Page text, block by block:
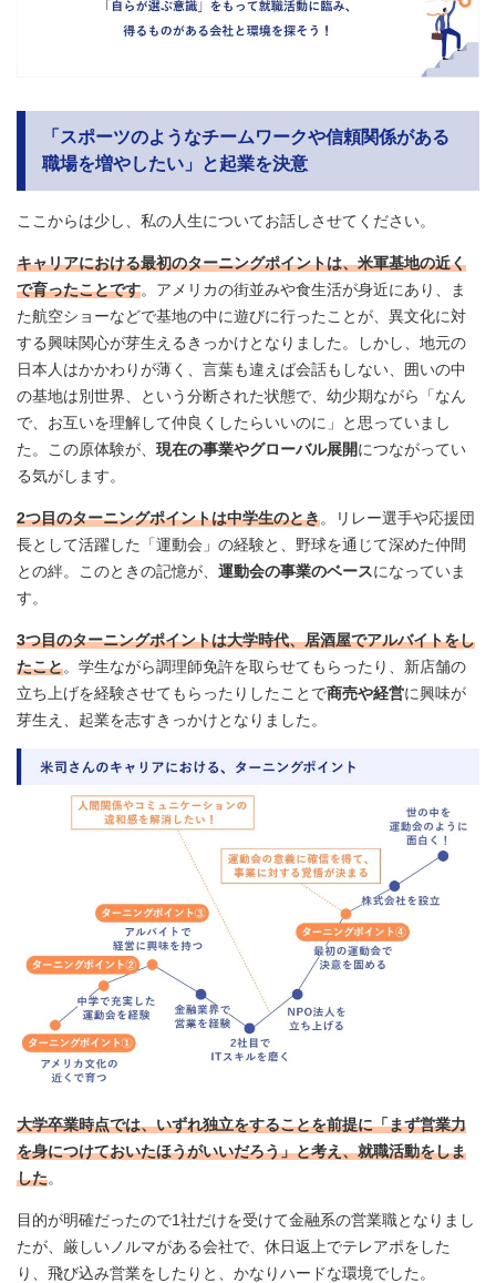
「スポーツのようなチームワークや信頼関係がある
職場を増やしたい」と起業を決意
ここからは少し、私の人生についてお話しさせてください。
キャリアにおける最初のターニングポイントは、米軍基地の近く
で育ったことです。アメリカの街並みや食生活が身近にあり、ま
た航空ショーなどで基地の中に遊びに行ったことが、異文化に対
する興味関心が芽生えるきっかけとなりました。しかし、地元の
日本人はかかわりが薄く、言葉も違えば会話もしない、囲いの中
の基地は別世界、という分断された状態で、幼少期ながら「なん
で、お互いを理解して仲良くしたらいいのに」と思っていまし
た。この原体験が、 現在の事業やグローバル展開につながってい
る気がします。
2つ目のターニングポイントは中学生のとき。リレー選手や応援団
長として活躍した「運動会」の経験と、野球を通じて深めた仲間
との絆。このときの記憶が、 運動会の事業のベースになっていま
す。
3つ目のターニングポイントは大学時代、居酒屋でアルバイトをし
たこと。学生ながら調理師免許を取らせてもらったり、新店舗の
立ち上げを経験させてもらったりしたことで商売や経営に興味が
芽生え、起業を志すきっかけとなりました。
大学卒業時点では、いずれ独立をすることを前提に「まず営業力
を身につけておいたほうがいいだろう」と考え、就職活動をしま
した。
目的が明確だったので1社だけを受けて金融系の営業職となりまし
たが、厳しいノルマがある会社で、休日返上でテレアポをした
り、飛び込み営業をしたりと、かなりハードな環境でした。